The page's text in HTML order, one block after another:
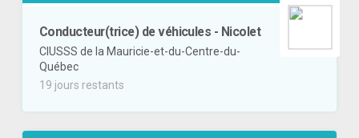
Conducteur(trice) de véhicules - Nicolet
CIUSSS de la Mauricie-et-du-Centre-du-
Québec
19 jours restants